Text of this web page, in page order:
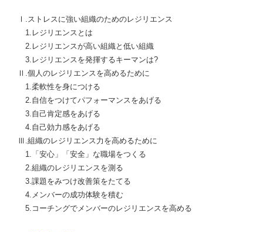
Ⅰ.ストレスに強い組織のためのレジリエンス
1.レジリエンスとは
2.レジリエンスが高い組織と低い組織
3.レジリエンスを発揮するキーマンは?
Ⅱ.個人のレジリエンスを高めるために
1.柔軟性を身につける
2.自信をつけてパフォーマンスをあげる
3.自己肯定感をあげる
4.自己効力感をあげる
Ⅲ.組織のレジリエンス力を高めるために
1.「安心」「安全」な職場をつくる
2.組織のレジリエンスを測る
3.課題をみつけ改善策をたてる
4.メンバーの成功体験を積む
5.コーチングでメンバーのレジリエンスを高める